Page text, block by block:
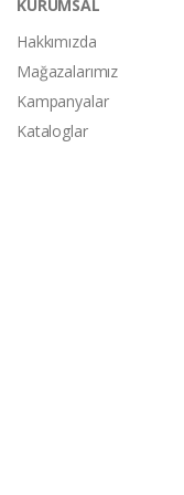
KURUMSAL
Hakkımızda
Mağazalarımız
Kampanyalar
Kataloglar